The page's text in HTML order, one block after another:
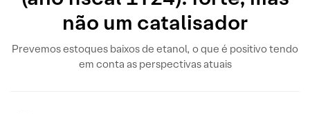
não um catalisador
Prevemos estoques baixos de etanol, o que é positivo tendo
em conta as perspectivas atuais